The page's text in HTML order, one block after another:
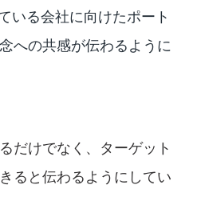
いる会社に向けたポート
への共感が伝わるように
だけでなく、ターゲット
ると伝わるようにしてい